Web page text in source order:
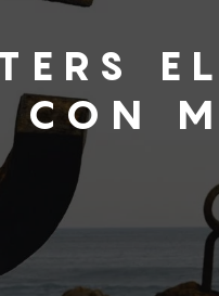
CON